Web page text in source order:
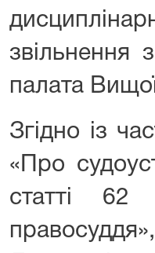
звільнення
палата
Згідно із
«Про
статті